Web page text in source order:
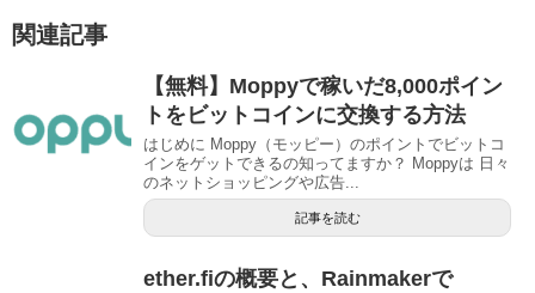
関連記事
【無料】Moppyで稼いだ8,000ポイン
トをビットコインに交換する方法
はじめに Moppy（モッピー）のポイントでビットコ
インをゲットできるの知ってますか？ Moppyは 日々
のネットショッピングや広告...
記事を読む
ether.fiの概要と、Rainmakerで